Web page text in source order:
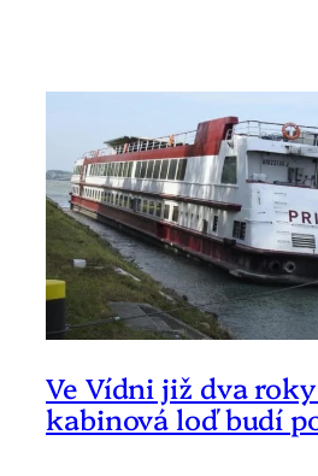
Ve Vídni již dva
kabinová loď budí